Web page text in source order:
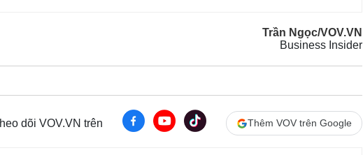
Trần Ngọc/VOV.VN
Business Insider
dõi VOV.VN trên Thêm VOV trên Google